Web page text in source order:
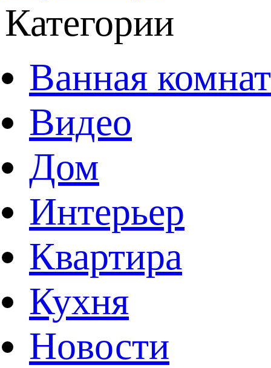
Категории
Ванная
Видео
Дом
Интерьер
Квартира
Кухня
Новости